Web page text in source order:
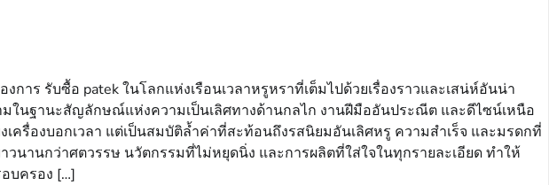
าร รับซื้อ patek ในโลกแห่งเรือนเวลาหรูหราที่เต็มไปด้วยเรื่องราวและเสน่ห์อันน่า
มในฐานะสัญลักษณ์แห่งความเป็นเลิศทางด้านกลไก งานฝีมืออันประณีต และดีไซน์เหนือ
ครื่องบอกเวลา แต่เป็นสมบัติล้ำค่าที่สะท้อนถึงรสนิยมอันเลิศหรู ความสำเร็จ และมรดกที่
นานกว่าศตวรรษ นวัตกรรมที่ไม่หยุดนิ่ง และการผลิตที่ใส่ใจในทุกรายละเอียด ทำให้
บครอง […]